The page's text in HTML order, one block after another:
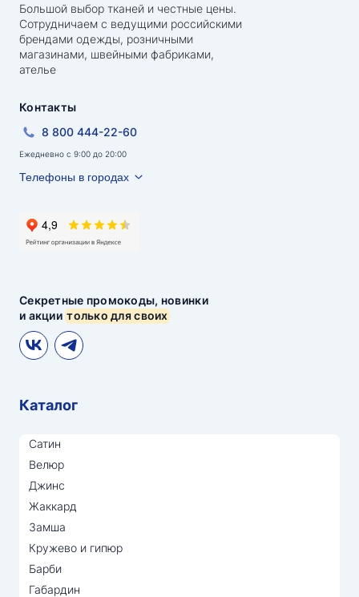
Большой выбор тканей и честные цены.
Сотрудничаем с ведущими российскими
брендами одежды, розничными
магазинами, швейными фабриками,
ателье
Секретные промокоды, новинки
и акциитолько для своих
Контакты
8 800 444-22-60
Ежедневно с 9:00 до 20:00
Телефоны в городах
Каталог
Сатин
Велюр
Джинс
Жаккард
Замша
Кружево и гипюр
Барби
Габардин